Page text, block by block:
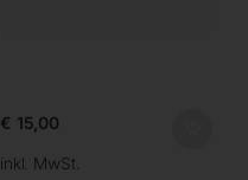
€ 15,00
inkl. MwSt.